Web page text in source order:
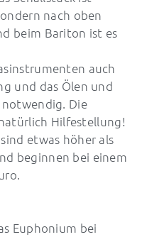
nach oben
beim Bariton ist es
auch
und das Ölen und
Die
Hilfestellung!
etwas höher als
beginnen bei einem
Euphonium bei